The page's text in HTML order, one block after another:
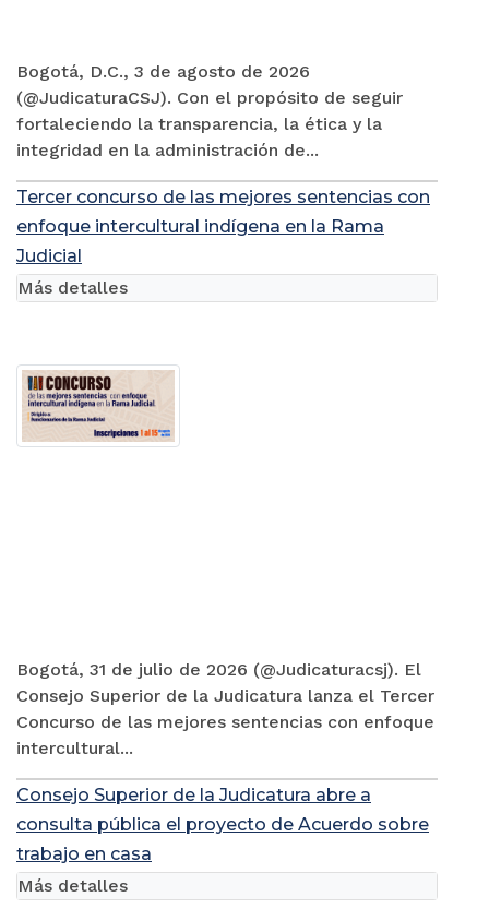
Bogotá, D.C., 3 de agosto de 2026
(@JudicaturaCSJ). Con el propósito de seguir
fortaleciendo la transparencia, la ética y la
integridad en la administración de...
Tercer concurso de las mejores sentencias con
enfoque intercultural indígena en la Rama
Judicial
Bogotá, 31 de julio de 2026 (@Judicaturacsj). El
Consejo Superior de la Judicatura lanza el Tercer
Concurso de las mejores sentencias con enfoque
intercultural...
Más detalles
Consejo Superior de la Judicatura abre a
consulta pública el proyecto de Acuerdo sobre
trabajo en casa
Más detalles